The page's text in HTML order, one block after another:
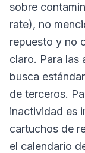
sobre
rate), no
repuesto y no
claro. Para las
busca
de terceros.
inactividad es
cartuchos de
el calendario